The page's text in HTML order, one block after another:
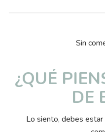
Sin
¿QUÉ
DE
Lo siento, debes estar